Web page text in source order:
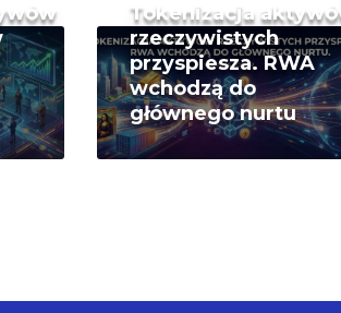
Tokenizacja
rzeczywistych
przyspiesza. RWA
wchodzą do
głównego nurtu